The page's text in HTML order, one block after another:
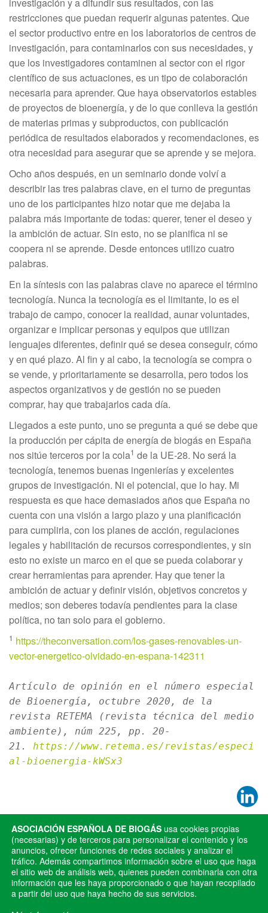
restricciones que puedan requerir algunas patentes. Que
el sector productivo entre en los laboratorios de centros de
investigación, para contaminarlos con sus necesidades, y
que los investigadores contaminen al sector con el rigor
científico de sus actuaciones, es un tipo de colaboración
necesaria para aprender. Que haya observatorios estables
de proyectos de bioenergía, y de lo que conlleva la gestión
de materias primas y subproductos, con publicación
periódica de resultados elaborados y recomendaciones, es
otra necesidad para asegurar que se aprende y se mejora.
Ocho años después, en un seminario donde volví a
describir las tres palabras clave, en el turno de preguntas
uno de los participantes hizo notar que me dejaba la
palabra más importante de todas: querer, tener el deseo y
la ambición de actuar. Sin esto, no se planifica ni se
coopera ni se aprende. Desde entonces utilizo cuatro
palabras.
En la síntesis con las palabras clave no aparece el término
tecnología. Nunca la tecnología es el limitante, lo es el
trabajo de campo, conocer la realidad, aunar voluntades,
organizar e implicar personas y equipos que utilizan
lenguajes diferentes, definir qué se desea conseguir, cómo
y en qué plazo. Al fin y al cabo, la tecnología se compra o
se vende, y prioritariamente se desarrolla, pero todos los
aspectos organizativos y de gestión no se pueden
comprar, hay que trabajarlos cada día.
Llegados a este punto, uno se pregunta a qué se debe que
la producción per cápita de energía de biogás en España
nos sitúe terceros por la cola1 de la UE-28. No será la
tecnología, tenemos buenas ingenierías y excelentes
grupos de investigación. Ni el potencial, que lo hay. Mi
respuesta es que hace demasiados años que España no
cuenta con una visión a largo plazo y una planificación
para cumplirla, con los planes de acción, regulaciones
legales y habilitación de recursos correspondientes, y sin
esto no existe un marco en el que se pueda colaborar y
crear herramientas para aprender. Hay que tener la
ambición de actuar y definir visión, objetivos concretos y
medios; son deberes todavía pendientes para la clase
política, no tan solo para el gobierno.
1 https://theconversation.com/los-gases-renovables-un-
vector-energetico-olvidado-en-espana-142311
Artículo de opinión en el número especial
de Bioenergía, octubre 2020, de la
revista RETEMA (revista técnica del medio
ambiente), núm 225, pp. 20-
21. https://www.retema.es/revistas/especi
al-bioenergia-kWSx3
Publicado en Noticias
ANTERIOR
No es cuestionable la
necesidad de los gases
renovables
SIGUIENTE
El viaje del biometano: la
travesía está siendo dura, pero
comenzamos a avistar tierra,
ASOCIACIÓN ESPAÑOLA DE BIOGÁS usa cookies propias
(necesarias) y de terceros para personalizar el contenido y los
anuncios, ofrecer funciones de redes sociales y analizar el
tráfico. Además compartimos información sobre el uso que haga
el sitio web de análisis web, quienes pueden combinarla con otra
información que les haya proporcionado o que hayan recopilado
a partir del uso que haya hecho de sus servicios.